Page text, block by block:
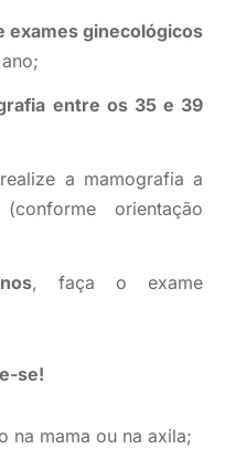
exames ginecológicos
entre os 35 e 39
a mamografia a
orientação
, faça o exame
se!
na mama ou na axila;